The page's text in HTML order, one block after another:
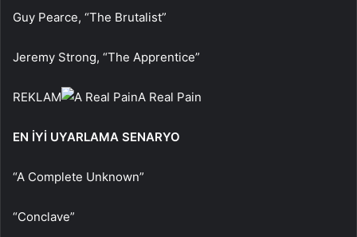
Guy Pearce, “The Brutalist”
Jeremy Strong, “The Apprentice”
REKLAM A Real Pain
EN İYİ UYARLAMA SENARYO
“A Complete Unknown”
“Conclave”